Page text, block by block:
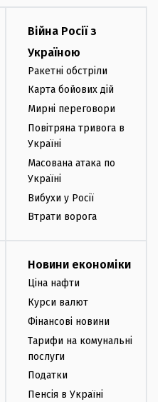
Війна Росії з
Україною
Ракетні обстріли
Карта бойових дій
Мирні переговори
Повітряна тривога в
Україні
Масована атака по
Україні
Вибухи у Росії
Втрати ворога
Новини економіки
Ціна нафти
Курси валют
Фінансові новини
Тарифи на комунальні
послуги
Податки
Пенсія в Україні